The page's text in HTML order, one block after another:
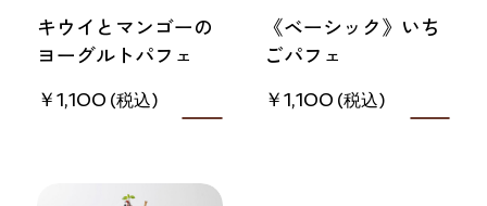
キウイとマンゴーの
ヨーグルトパフェ
1,100
《ベーシック》いち
ごパフェ
1,100